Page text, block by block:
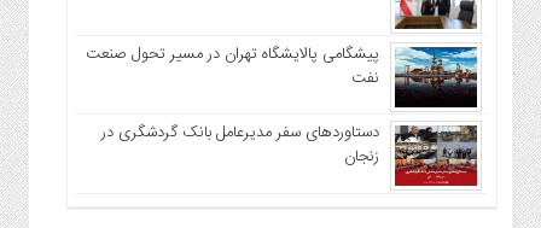
پیشگامی پالایشگاه تهران در مسیر تحول صنعت
نفت
دستاوردهای سفر مدیرعامل بانک گردشگری در
زنجان